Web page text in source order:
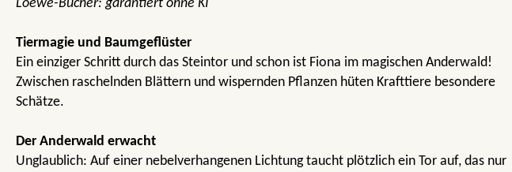
Loewe-Bücher: garantiert ohne KI
Tiermagie und Baumgeflüster
Ein einziger Schritt durch das Steintor und schon ist Fiona im magischen Anderwald!
Zwischen raschelnden Blättern und wispernden Pflanzen hüten Krafttiere besondere
Schätze.
Der Anderwald erwacht
Unglaublich: Auf einer nebelverhangenen Lichtung taucht plötzlich ein Tor auf, das nur